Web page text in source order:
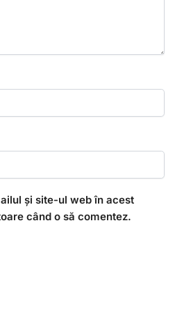
și site-ul web în acest
când o să comentez.